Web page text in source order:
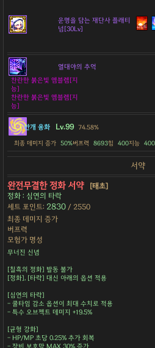
운명을 담는 재단사 플래티
넘[30Lv]
열대야의 추억
찬란한 붉은빛 엠블렘[지
능]
찬란한 붉은빛 엠블렘[지
능]
안개 융화 Lv.99 74.58%
최종 데미지 증가 50%버프력 8693힘 400지능 400
서약
완전무결한 정화 서약
[태초]
정화 : 심연의 타락
세트 포인트: 2830 / 2550
최종 데미지 증가
버프력
모험가 명성
무너진 신념
[칠흑의 정화] 발동 불가
[정화], [타락] 대신 아래의 옵션 적용
[심연의 타락]
- 쿨타임 감소 옵션이 최대 수치로 적용
- 특수 오브젝트 데미지 +19.5%
[균형 강화]
- HP/MP 초당 0.25% 추가 회복
- 장비 보호막 MAX 30% 증가